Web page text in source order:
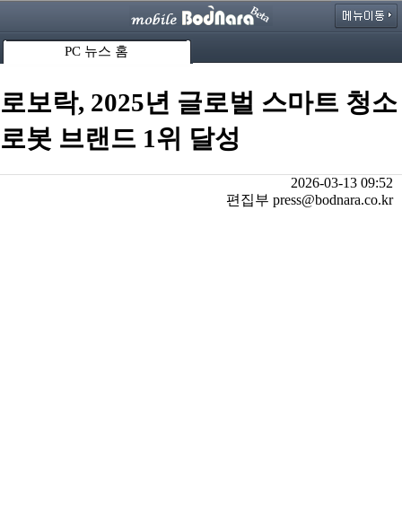
PC 뉴스 홈
로보락, 2025년 글로벌 스마트 청소
로봇 브랜드 1위 달성
2026-03-13 09:52
편집부 press@bodnara.co.kr